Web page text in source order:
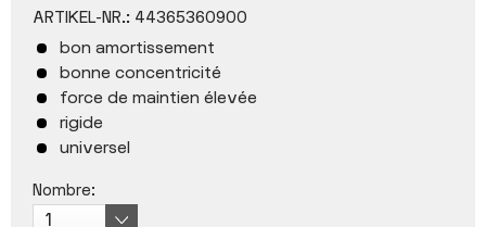
ARTIKEL-NR.: 44365360900
bon amortissement
bonne concentricité
force de maintien élevée
rigide
universel
Nombre: